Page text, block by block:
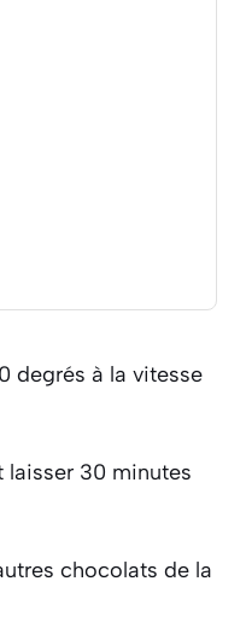
degrés à la vitesse
laisser 30 minutes
chocolats de la